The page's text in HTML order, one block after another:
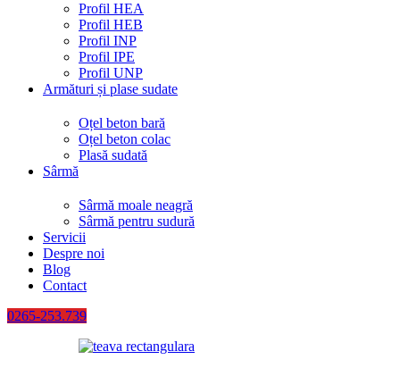
Profil HEA
Profil HEB
Profil INP
Profil IPE
Profil UNP
Armături și plase sudate
Oțel beton bară
Oțel beton colac
Plasă sudată
Sârmă
Sârmă moale neagră
Sârmă pentru sudură
Servicii
Despre noi
Blog
Contact
0265-253.739